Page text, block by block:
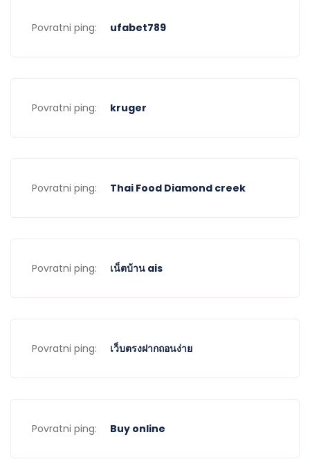
Povratni ping: ufabet789
Povratni ping: kruger
Povratni ping: Thai Food Diamond creek
Povratni ping: เน็ตบ้าน ais
Povratni ping: เว็บตรงฝากถอนง่าย
Povratni ping: Buy online